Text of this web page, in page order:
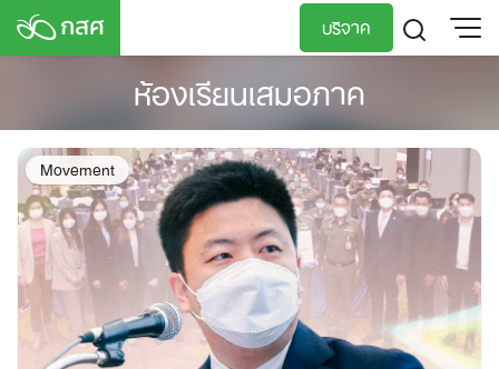
Skip
บริจาค
ห้องเรียนเสมอภาค
Movement